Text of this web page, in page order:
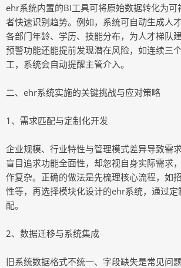
ehr系统内置的BI工具可将原始数据转化为可
者快速识别趋势。例如，系统可自动生成人
各部门年龄、学历、技能分布，为人才梯队
预警功能还能提前发现潜在风险，如连续三
工，系统会自动提醒主管介入。
二、ehr系统实施的关键挑战与应对策略
1、需求匹配与定制化开发
企业规模、行业特性与管理模式差异导致需
盲目追求功能全面性，却忽视自身实际需求
作复杂。正确的做法是先梳理核心流程，如
性等，再选择模块化设计的ehr系统，通过定
配。
2、数据迁移与系统集成
旧系统数据格式不统一、字段缺失是常见问